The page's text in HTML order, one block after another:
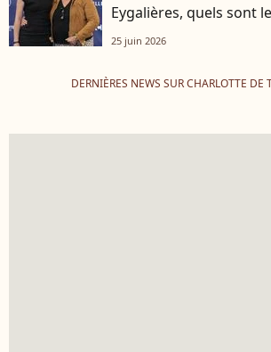
Eygalières, quels sont
25 juin 2026
DERNIÈRES NEWS SUR CHARLOTTE DE